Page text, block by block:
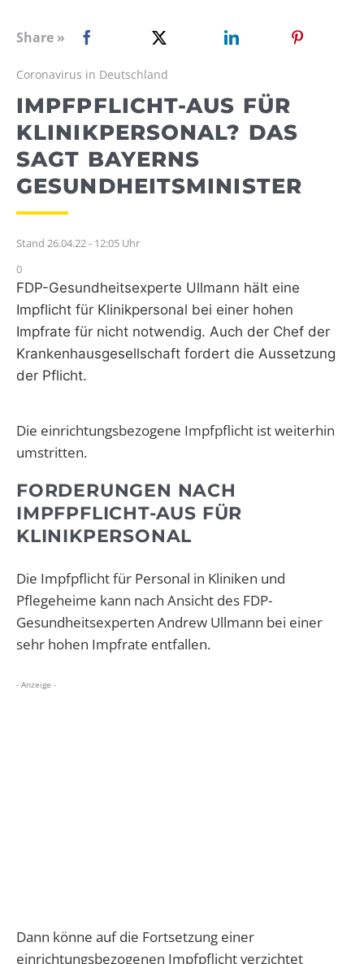
Share »
Coronavirus in Deutschland
IMPFPFLICHT-AUS FÜR
KLINIKPERSONAL? DAS
SAGT BAYERNS
GESUNDHEITSMINISTER
Stand 26.04.22 - 12:05 Uhr
0
FDP-Gesundheitsexperte Ullmann hält eine
Impflicht für Klinikpersonal bei einer hohen
Impfrate für nicht notwendig. Auch der Chef der
Krankenhausgesellschaft fordert die Aussetzung
der Pflicht.
Die einrichtungsbezogene Impfpflicht ist weiterhin
umstritten.
FORDERUNGEN NACH
IMPFPFLICHT-AUS FÜR
KLINIKPERSONAL
Die Impfpflicht für Personal in Kliniken und
Pflegeheime kann nach Ansicht des FDP-
Gesundheitsexperten Andrew Ullmann bei einer
sehr hohen Impfrate entfallen.
- Anzeige -
Dann könne auf die Fortsetzung einer
einrichtungsbezogenen Impfpflicht verzichtet